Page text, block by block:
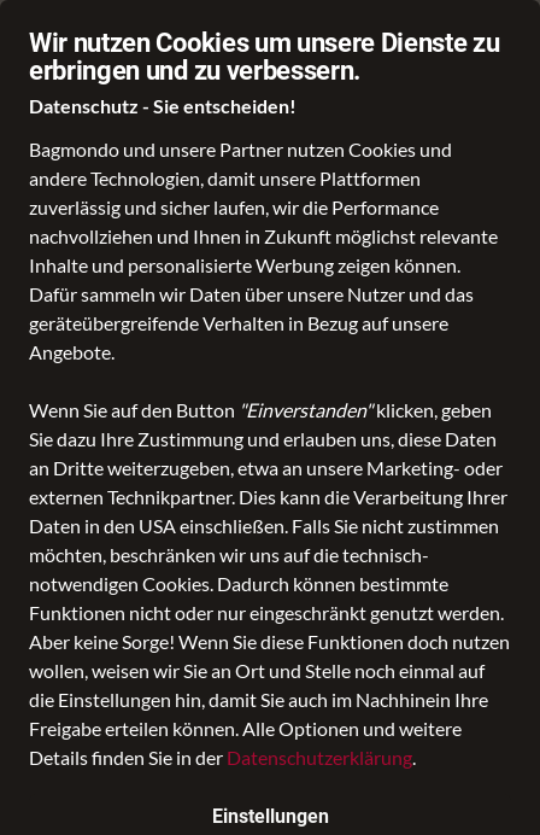
Wir nutzen Cookies um unsere Dienste zu
erbringen und zu verbessern.
Datenschutz - Sie entscheiden!
Bagmondo und unsere Partner nutzen Cookies und
andere Technologien, damit unsere Plattformen
zuverlässig und sicher laufen, wir die Performance
nachvollziehen und Ihnen in Zukunft möglichst relevante
Inhalte und personalisierte Werbung zeigen können.
Dafür sammeln wir Daten über unsere Nutzer und das
geräteübergreifende Verhalten in Bezug auf unsere
Angebote.
Wenn Sie auf den Button "Einverstanden"klicken, geben
Sie dazu Ihre Zustimmung und erlauben uns, diese Daten
an Dritte weiterzugeben, etwa an unsere Marketing- oder
externen Technikpartner. Dies kann die Verarbeitung Ihrer
Daten in den USA einschließen. Falls Sie nicht zustimmen
möchten, beschränken wir uns auf die technisch-
notwendigen Cookies. Dadurch können bestimmte
Funktionen nicht oder nur eingeschränkt genutzt werden.
Aber keine Sorge! Wenn Sie diese Funktionen doch nutzen
wollen, weisen wir Sie an Ort und Stelle noch einmal auf
die Einstellungen hin, damit Sie auch im Nachhinein Ihre
Freigabe erteilen können. Alle Optionen und weitere
Details finden Sie in der Datenschutzerklärung.
Einstellungen
Kick Off Freizeittasche XL